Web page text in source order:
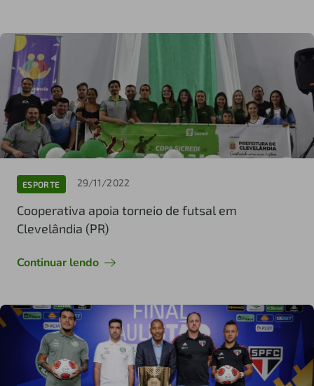
ESPORTE 29/11/2022
Cooperativa apoia torneio de futsal em
Clevelândia (PR)
Continuar lendo